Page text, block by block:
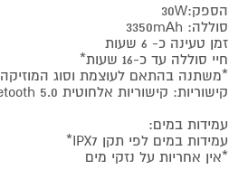
הספק:30W
סוללה: 3350mAh
זמן טעינה כ- 6 שעות
חיי סוללה עד כ-16 שעות*
*משתנה בהתאם לעוצמת וסוג המוזיקה
קישוריות: קישוריות אלחוטית 5.0 Bluetooth
עמידות במים:
עמידות במים לפי תקן IPX7*
*אין אחריות על נזקי מים